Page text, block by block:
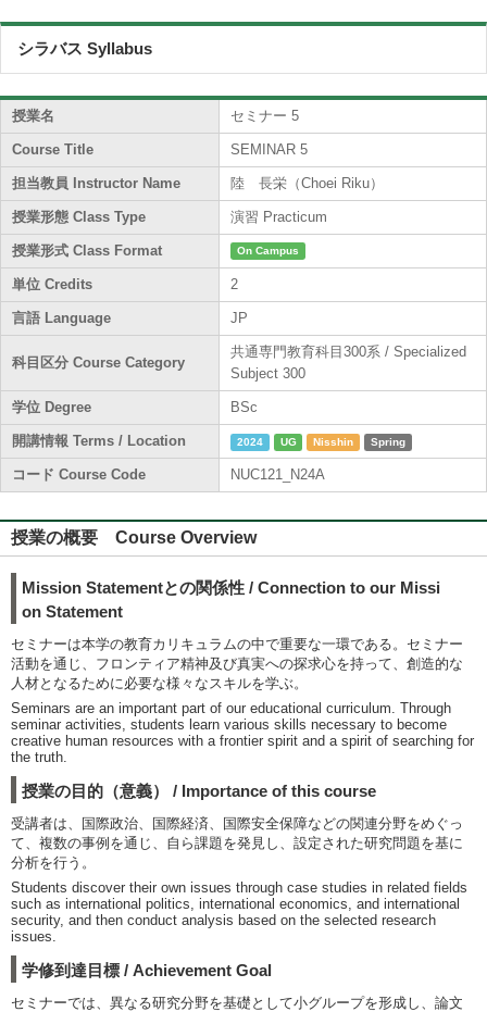
シラバス Syllabus
授業名 セミナー 5
Course Title SEMINAR 5
担当教員 Instructor Name 陸 長栄（Choei Riku）
授業形態 Class Type 演習 Practicum
授業形式 Class Format On Campus
単位 Credits 2
言語 Language JP
科目区分 Course Category
共通専門教育科目300系 / Specialized
Subject 300
学位 Degree BSc
開講情報 Terms / Location 2024 UG Nisshin Spring
コード Course Code NUC121_N24A
授業の概要 Course Overview
Mission Statementとの関係性 / Connection to our Missi
on Statement
セミナーは本学の教育カリキュラムの中で重要な一環である。セミナー
活動を通じ、フロンティア精神及び真実への探求心を持って、創造的な
人材となるために必要な様々なスキルを学ぶ。
Seminars are an important part of our educational curriculum. Through
seminar activities, students learn various skills necessary to become
creative human resources with a frontier spirit and a spirit of searching for
the truth.
授業の目的（意義） / Importance of this course
受講者は、国際政治、国際経済、国際安全保障などの関連分野をめぐっ
て、複数の事例を通じ、自ら課題を発見し、設定された研究問題を基に
分析を行う。
Students discover their own issues through case studies in related fields
such as international politics, international economics, and international
security, and then conduct analysis based on the selected research
issues.
学修到達目標 / Achievement Goal
セミナーでは、異なる研究分野を基礎として小グループを形成し、論文